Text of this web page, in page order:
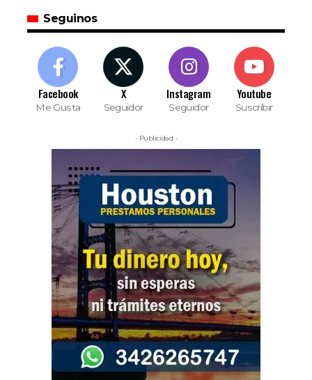
Seguinos
Facebook
Me Gusta
X
Seguidor
Instagram
Seguidor
Youtube
Suscribir
- Publicidad -